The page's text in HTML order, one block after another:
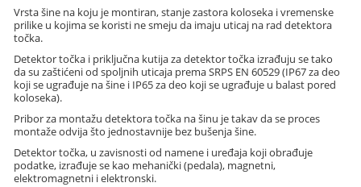
Vrsta šine na koju je montiran, stanje zastora koloseka i vremenske
prilike u kojima se koristi ne smeju da imaju uticaj na rad detektora
točka.
Detektor točka i priključna kutija za detektor točka izrađuju se tako
da su zaštićeni od spoljnih uticaja prema SRPS EN 60529 (IP67 za deo
koji se ugrađuje na šine i IP65 za deo koji se ugrađuje u balast pored
koloseka).
Pribor za montažu detektora točka na šinu je takav da se proces
montaže odvija što jednostavnije bez bušenja šine.
Detektor točka, u zavisnosti od namene i uređaja koji obrađuje
podatke, izrađuje se kao mehanički (pedala), magnetni,
elektromagnetni i elektronski.